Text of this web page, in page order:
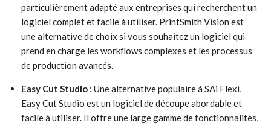
particulièrement adapté aux entreprises qui recherchent un
logiciel complet et facile à utiliser. PrintSmith Vision est
une alternative de choix si vous souhaitez un logiciel qui
prend en charge les workflows complexes et les processus
de production avancés.
Easy Cut Studio : Une alternative populaire à SAi Flexi,
Easy Cut Studio est un logiciel de découpe abordable et
facile à utiliser. Il offre une large gamme de fonctionnalités,